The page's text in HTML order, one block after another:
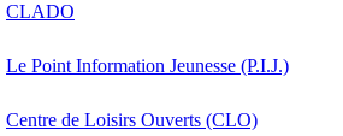
CLADO
Le Point Information Jeunesse (P.I.J.)
Centre de Loisirs Ouverts (CLO)